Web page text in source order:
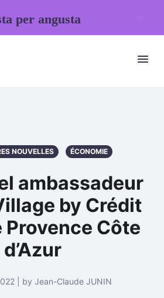
NOUVELLES ÉCONOMIE
ambassadeur
by Crédit
Côte
d’Azur
| by Jean-Claude JUNIN
per angusta